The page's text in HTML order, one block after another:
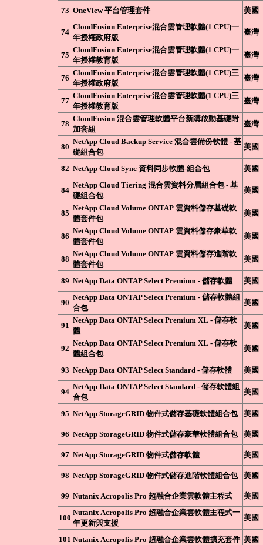
73 OneView 平台管理套件 美國
74
CloudFusion Enterprise混合雲管理軟體(1 CPU)一
年授權政府版
臺灣
75
CloudFusion Enterprise混合雲管理軟體(1 CPU)一
年授權教育版
臺灣
76
CloudFusion Enterprise混合雲管理軟體(1 CPU)三
年授權政府版
臺灣
77
CloudFusion Enterprise混合雲管理軟體(1 CPU)三
年授權教育版
臺灣
78
CloudFusion 混合雲管理軟體平台新購啟動基礎附
加套組
臺灣
80
NetApp Cloud Backup Service 混合雲備份軟體 - 基
礎組合包
美國
82 NetApp Cloud Sync 資料同步軟體-組合包 美國
84
NetApp Cloud Tiering 混合雲資料分層組合包 - 基
礎組合包
美國
85
NetApp Cloud Volume ONTAP 雲資料儲存基礎軟
體套件包
美國
86
NetApp Cloud Volume ONTAP 雲資料儲存豪華軟
體套件包
美國
88
NetApp Cloud Volume ONTAP 雲資料儲存進階軟
體套件包
美國
89 NetApp Data ONTAP Select Premium - 儲存軟體 美國
90
NetApp Data ONTAP Select Premium - 儲存軟體組
合包
美國
91
NetApp Data ONTAP Select Premium XL - 儲存軟
體
美國
92
NetApp Data ONTAP Select Premium XL - 儲存軟
體組合包
美國
93 NetApp Data ONTAP Select Standard - 儲存軟體 美國
94
NetApp Data ONTAP Select Standard - 儲存軟體組
合包
美國
95 NetApp StorageGRID 物件式儲存基礎軟體組合包 美國
96 NetApp StorageGRID 物件式儲存豪華軟體組合包 美國
97 NetApp StorageGRID 物件式儲存軟體 美國
98 NetApp StorageGRID 物件式儲存進階軟體組合包 美國
99 Nutanix Acropolis Pro 超融合企業雲軟體主程式 美國
100
Nutanix Acropolis Pro 超融合企業雲軟體主程式一
年更新與支援
美國
101 Nutanix Acropolis Pro 超融合企業雲軟體擴充套件 美國